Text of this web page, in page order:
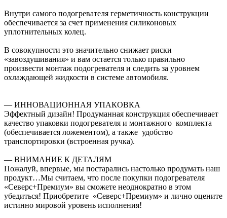
Внутри самого подогревателя герметичность конструкции
обеспечивается за счет применения силиконовых
уплотнительных колец.
В совокупности это значительно снижает риски
«завоздушивания» и вам остается только правильно
произвести монтаж подогревателя и следить за уровнем
охлаждающей жидкости в системе автомобиля.
— ИННОВАЦИОННАЯ УПАКОВКА
Эффектный дизайн! Продуманная конструкция обеспечивает
качество упаковки подогревателя и монтажного комплекта
(обеспечивается ложементом), а также удобство
транспортировки (встроенная ручка).
— ВНИМАНИЕ К ДЕТАЛЯМ
Пожалуй, впервые, мы постарались настолько продумать наш
продукт…Мы считаем, что после покупки подогревателя
«Северс+Премиум» вы сможете неоднократно в этом
убедиться! Приобретите «Северс+Премиум» и лично оцените
истинно мировой уровень исполнения!